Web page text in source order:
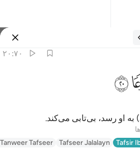
۲۰:۷۰
ﱴ
او رسد، بی‌تابی می‌کند.
Tafsir
Tafseer Jalalayn
Tafseer